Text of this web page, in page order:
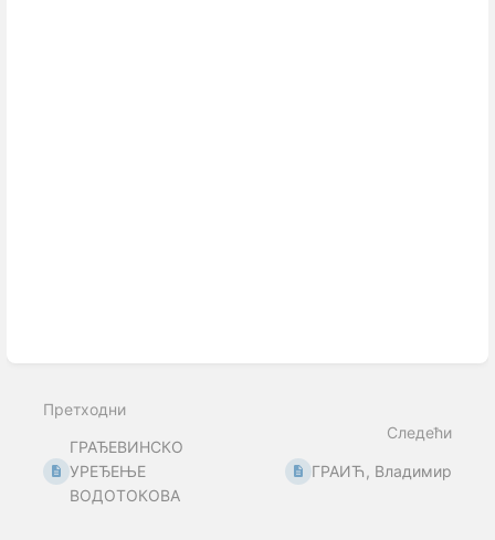
Претходни
ГРАЂЕВИНСКО
УРЕЂЕЊЕ
ВОДОТОКОВА
Следећи
ГРАИЋ, Владимир